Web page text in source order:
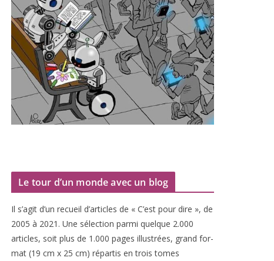
Le tour d’un monde avec un blog
Il s’agit d’un recueil d’ar­ticles de « C’est pour dire », de
2005 à 2021 . Une sélec­tion par­mi quelque 2.000
articles, soit plus de 1 .000 pages illus­trées, grand for­
mat (19 cm x 25 cm) répar­tis en trois tomes